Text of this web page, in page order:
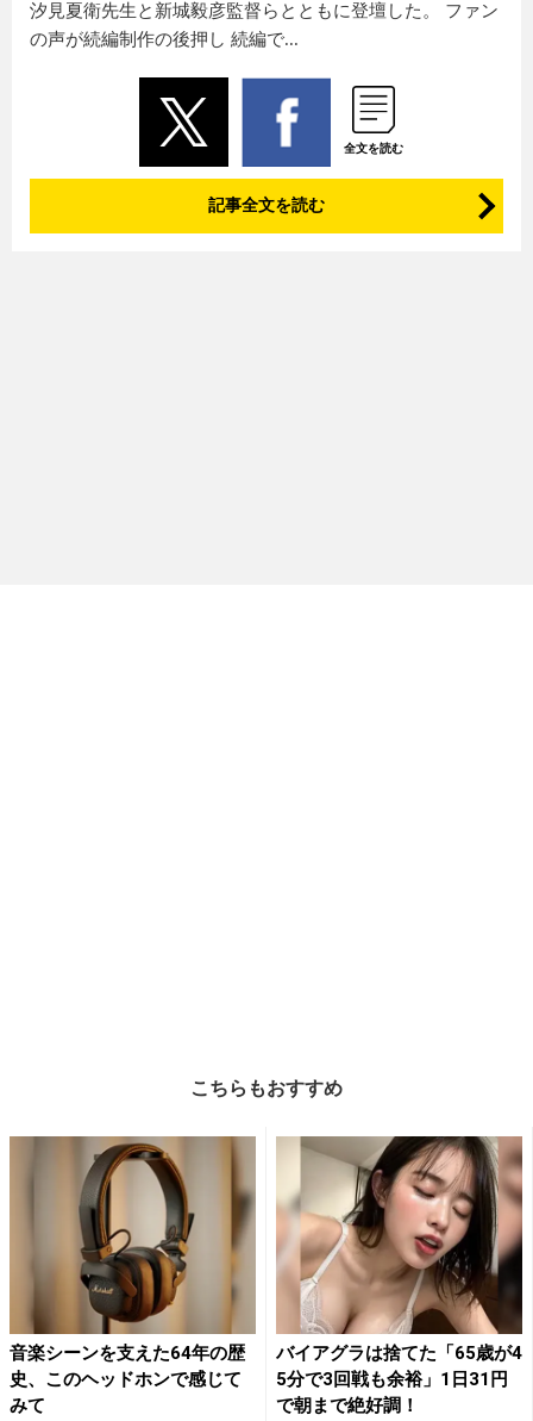
汐見夏衛先生と新城毅彦監督らとともに登壇した。 ファン
の声が続編制作の後押し 続編で...
全文を読む
記事全文を読む
こちらもおすすめ
音楽シーンを支えた64年の歴
史、このヘッドホンで感じて
みて
バイアグラは捨てた「65歳が4
5分で3回戦も余裕」1日31円
で朝まで絶好調！